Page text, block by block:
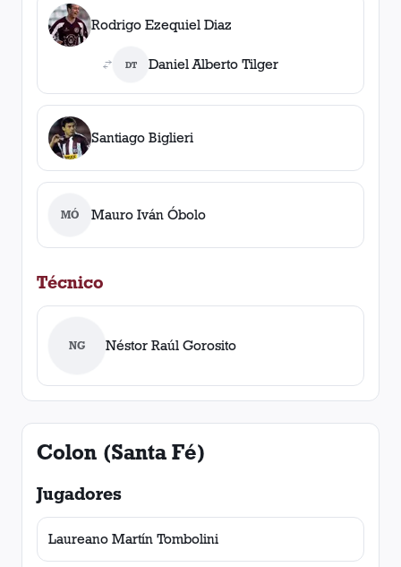
Rodrigo Ezequiel Diaz
DT Daniel Alberto Tilger
Santiago Biglieri
MÓ Mauro Iván Óbolo
Técnico
NG Néstor Raúl Gorosito
Colon (Santa Fé)
Jugadores
Laureano Martín Tombolini